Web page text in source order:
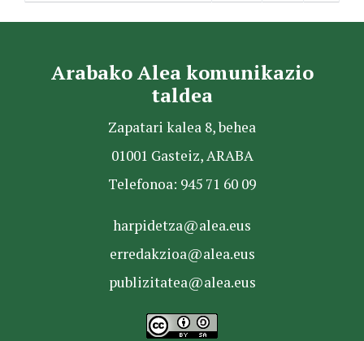
Arabako Alea komunikazio
taldea
Zapatari kalea 8, behea
01001 Gasteiz, ARABA
Telefonoa: 945 71 60 09
harpidetza@alea.eus
erredakzioa@alea.eus
publizitatea@alea.eus